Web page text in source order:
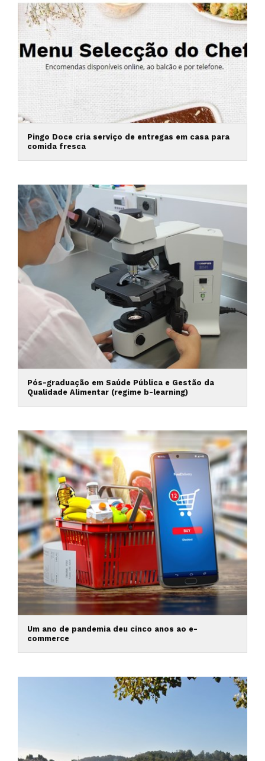
Pingo Doce cria serviço de entregas em casa para
comida fresca
Pós-graduação em Saúde Pública e Gestão da
Qualidade Alimentar (regime b-learning)
Um ano de pandemia deu cinco anos ao e-
commerce